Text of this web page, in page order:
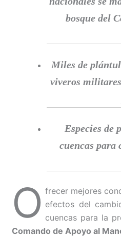
bosque del
Miles de
viveros
Especies de
cuencas para
O frecer mejores
efectos del
cuencas para la
Comando de Apoyo al